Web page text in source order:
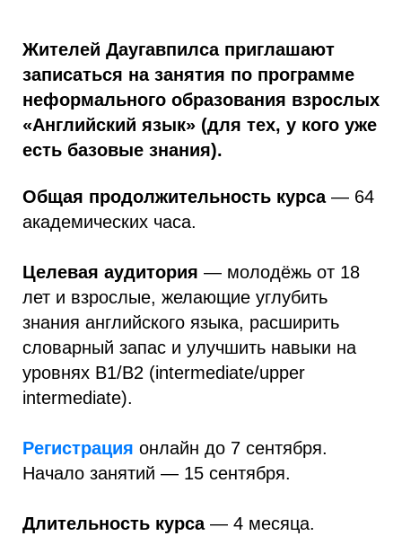
Жителей Даугавпилса приглашают
записаться на занятия по программе
неформального образования взрослых
«Английский язык» (для тех, у кого уже
есть базовые знания).
Общая продолжительность курса— 64
академических часа.
Целевая аудитория — молодёжь от 18
лет и взрослые, желающие углубить
знания английского языка, расширить
словарный запас и улучшить навыки на
уровнях B1/B2 (intermediate/upper
intermediate).
Регистрация онлайн до 7 сентября.
Начало занятий — 15 сентября.
Длительность курса— 4 месяца.